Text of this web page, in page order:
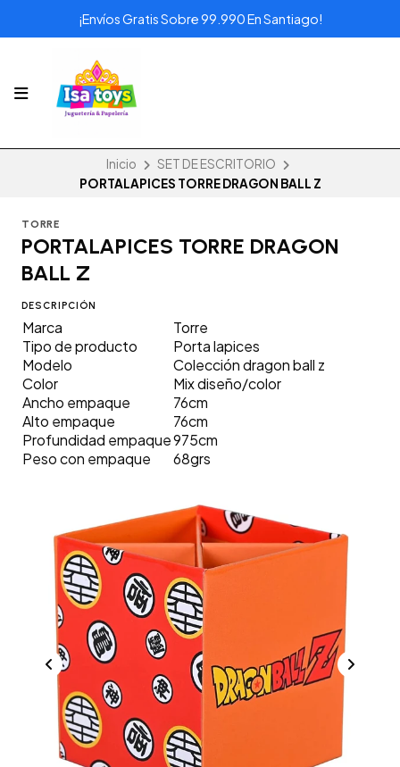
¡Envíos Gratis Sobre 99.990 En Santiago!
Inicio
SET DE ESCRITORIO
PORTALAPICES TORRE DRAGON BALL Z
TORRE
PORTALAPICES TORRE DRAGON
BALL Z
DESCRIPCIÓN
Marca
Torre
Tipo de producto
Porta lapices
Modelo
Colección dragon ball z
Color
Mix diseño/color
Ancho empaque
76cm
Alto empaque
76cm
Profundidad empaque975cm
Peso con empaque
68grs